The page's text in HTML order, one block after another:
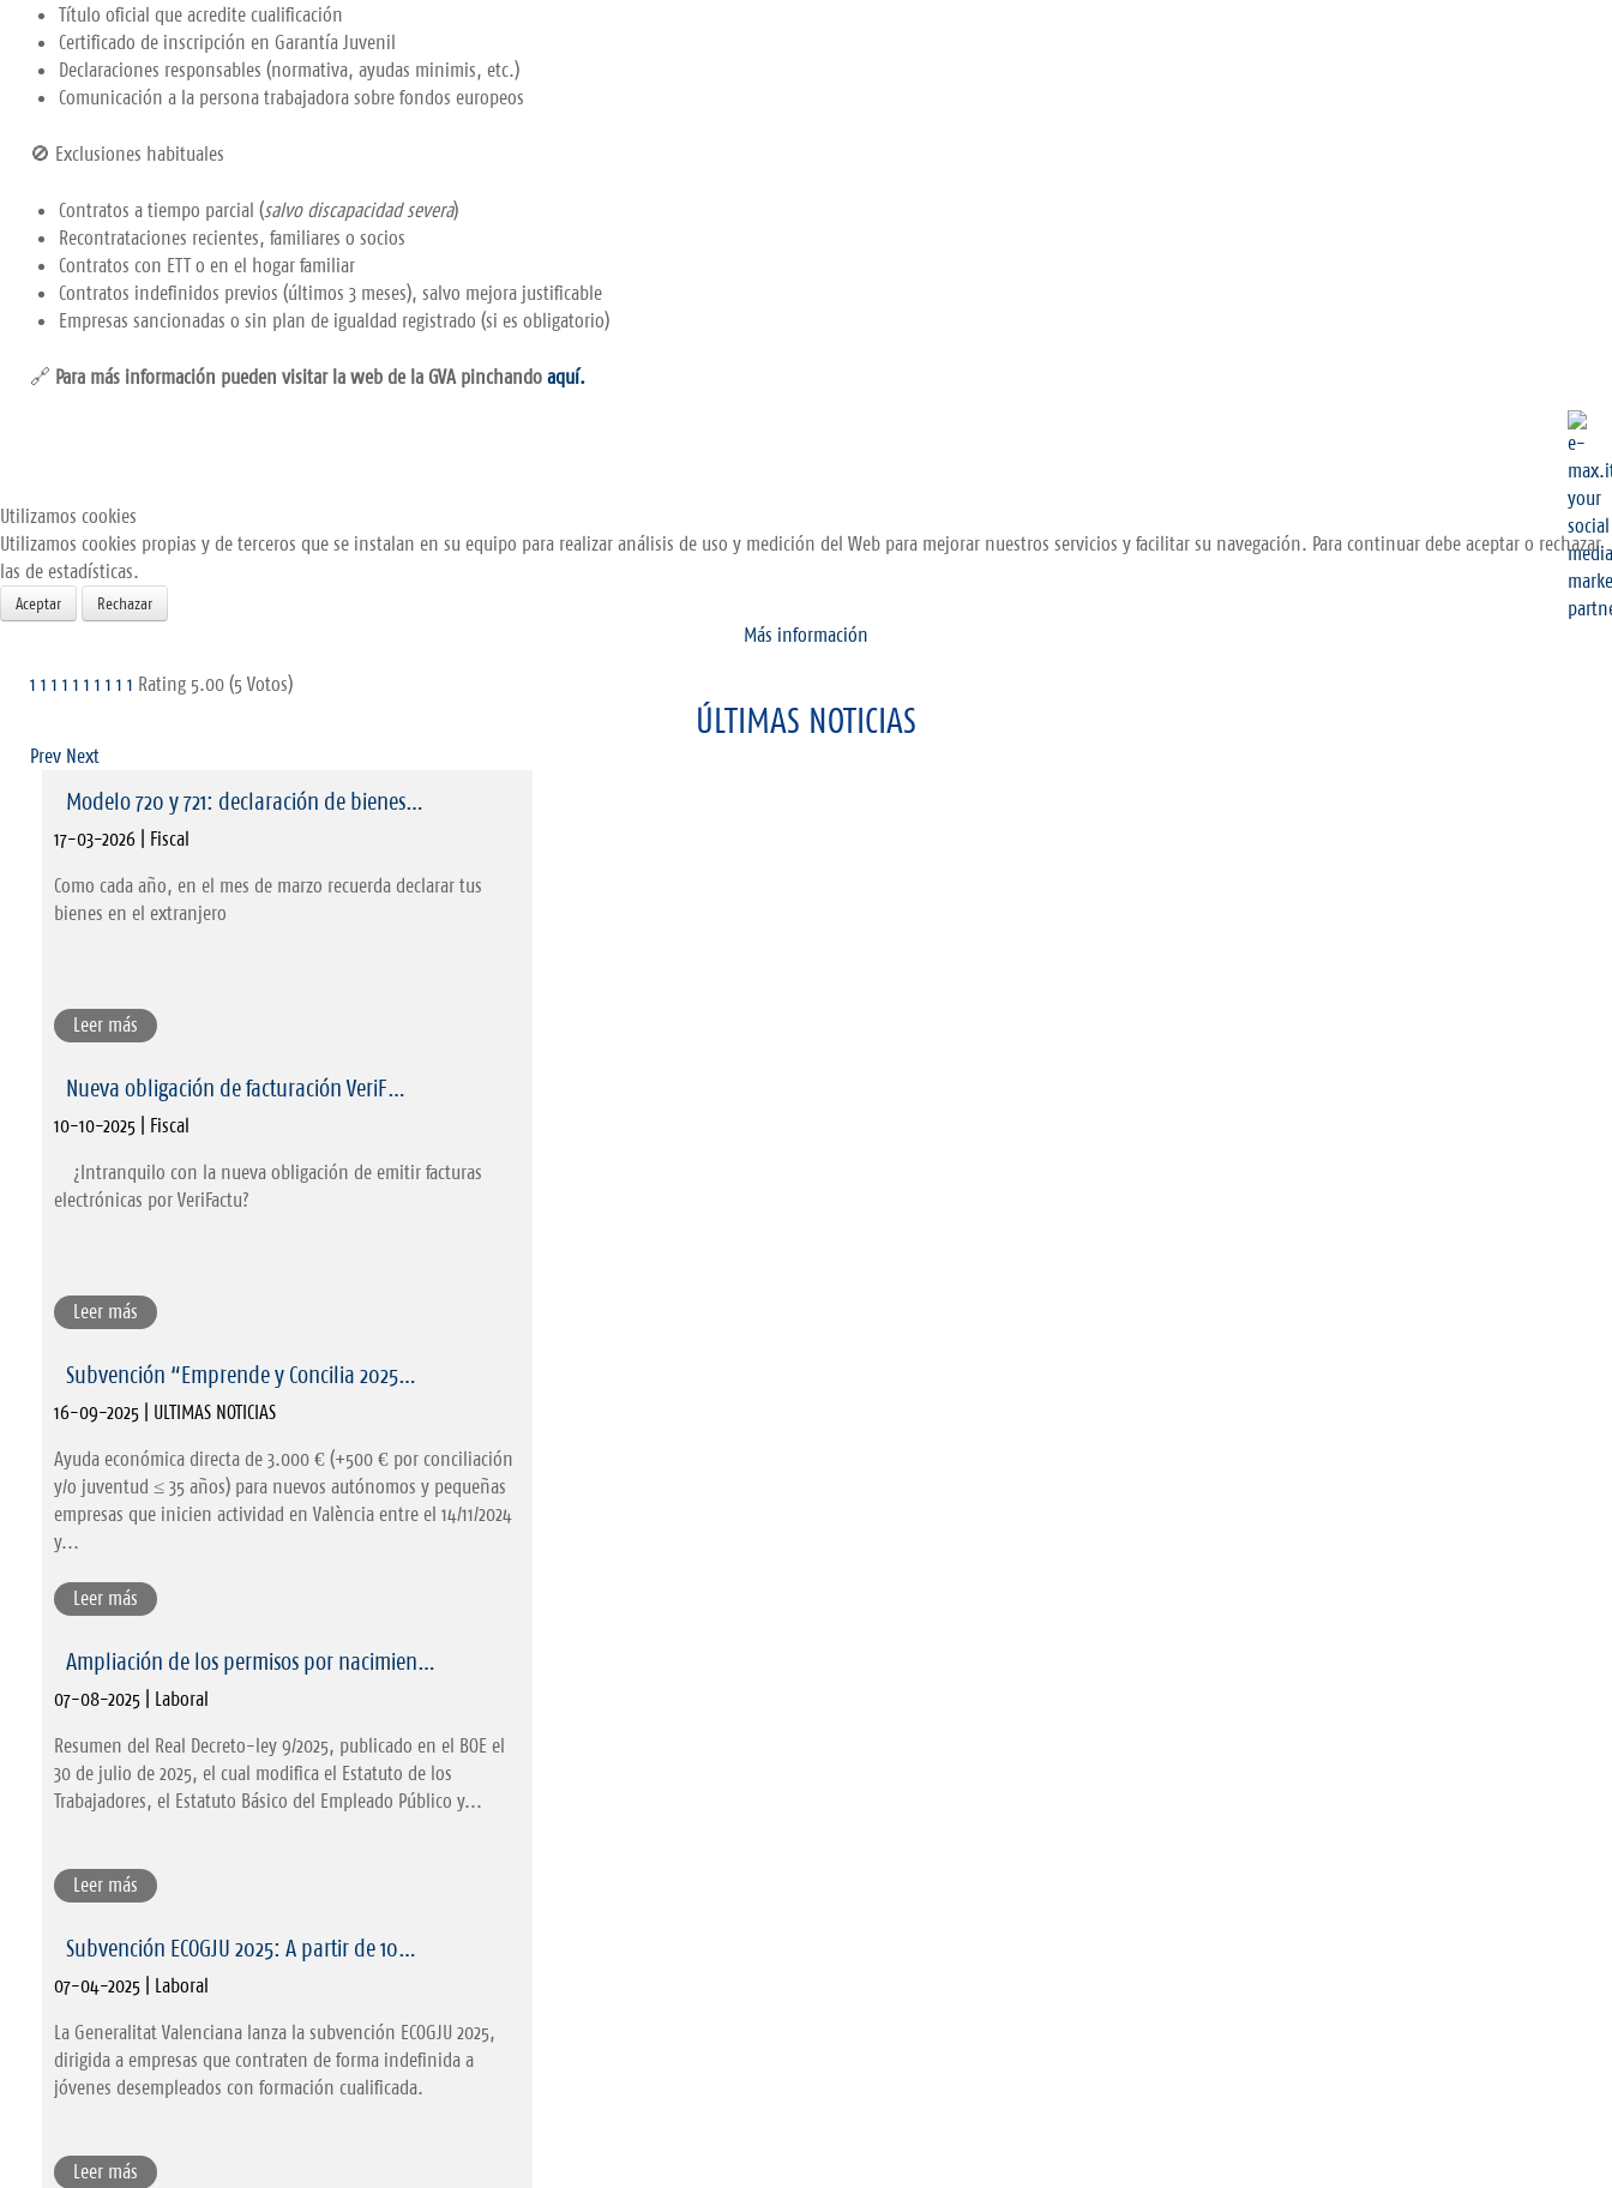
Título oficial que acredite cualificación
Certificado de inscripción en Garantía Juvenil
Declaraciones responsables (normativa, ayudas minimis, etc.)
Comunicación a la persona trabajadora sobre fondos europeos
🚫 Exclusiones habituales
Contratos a tiempo parcial (salvo discapacidad severa)
Recontrataciones recientes, familiares o socios
Contratos con ETT o en el hogar familiar
Contratos indefinidos previos (últimos 3 meses), salvo mejora justificable
Empresas sancionadas o sin plan de igualdad registrado (si es obligatorio)
🔗 Para más información pueden visitar la web de la GVA pinchando aquí.
1 1 1 1 1 1 1 1 1 1 Rating 5.00 (5 Votos)
ÚLTIMAS NOTICIAS
Prev Next
Modelo 720 y 721: declaración de bienes…
17-03-2026 | Fiscal
Como cada año, en el mes de marzo recuerda declarar tus
bienes en el extranjero
Leer más
Nueva obligación de facturación VeriF…
10-10-2025 | Fiscal
¿Intranquilo con la nueva obligación de emitir facturas
electrónicas por VeriFactu?
Leer más
Subvención “Emprende y Concilia 2025…
16-09-2025 | ULTIMAS NOTICIAS
Ayuda económica directa de 3.000 € (+500 € por conciliación
y/o juventud ≤ 35 años) para nuevos autónomos y pequeñas
empresas que inicien actividad en València entre el 14/11/2024
y...
Leer más
Ampliación de los permisos por nacimien…
07-08-2025 | Laboral
Resumen del Real Decreto-ley 9/2025, publicado en el BOE el
30 de julio de 2025, el cual modifica el Estatuto de los
Trabajadores, el Estatuto Básico del Empleado Público y...
Leer más
Subvención ECOGJU 2025: A partir de 10…
07-04-2025 | Laboral
La Generalitat Valenciana lanza la subvención ECOGJU 2025,
dirigida a empresas que contraten de forma indefinida a
jóvenes desempleados con formación cualificada.
Leer más
Utilizamos cookies
Utilizamos cookies propias y de terceros que se instalan en su equipo para realizar análisis de uso y medición del Web para mejorar nuestros servicios y facilitar su navegación. Para continuar debe aceptar o rechazar
las de estadísticas.
Aceptar Rechazar
Más información